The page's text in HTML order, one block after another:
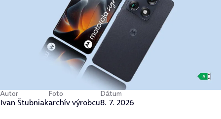
Autor
Ivan Štubniak
Foto
archív výrobcu
Dátum
8. 7. 2026